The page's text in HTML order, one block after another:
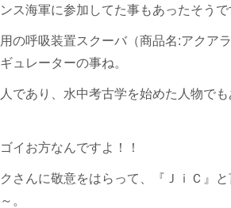
ス海軍に参加してた事もあったそう
の呼吸装置スクーバ（商品名:アクア
ュレーターの事ね。
であり、水中考古学を始めた人物で
イお方なんですよ！！
さんに敬意をはらって、『ＪｉＣ』
。